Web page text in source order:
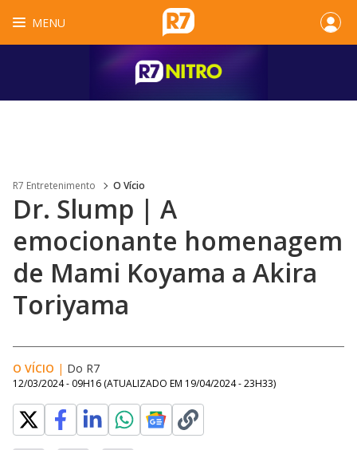
MENU
R7 Entretenimento O Vício
Dr. Slump | A
emocionante homenagem
de Mami Koyama a Akira
Toriyama
O VÍCIO | Do R7
12/03/2024 - 09H16 (ATUALIZADO EM 19/04/2024 - 23H33)